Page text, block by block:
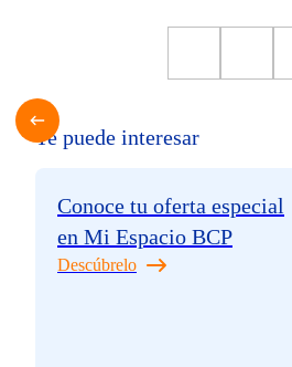
Te puede interesar
Conoce tu oferta especial
en Mi Espacio BCP
Descúbrelo